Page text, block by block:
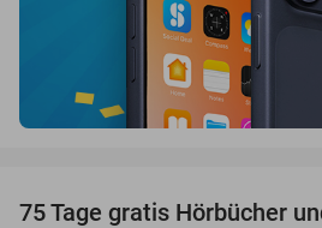
75 Tage gratis Hörbücher